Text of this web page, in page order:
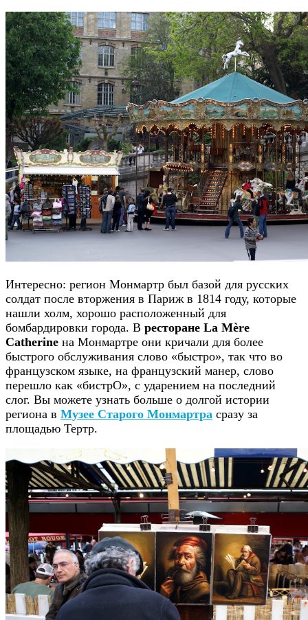
Интересно: регион Монмартр был базой для русских
солдат после вторжения в Париж в 1814 году, которые
нашли холм, хорошо расположенный для
бомбардировки города. В ресторане La Mère
Catherine на Монмартре они кричали для более
быстрого обслуживания слово «быстро», так что во
французском языке, на французский манер, слово
перешло как «бистрО», с ударением на последний
слог. Вы можете узнать больше о долгой истории
региона в Музее Старого Монмартра сразу за
площадью Тертр.